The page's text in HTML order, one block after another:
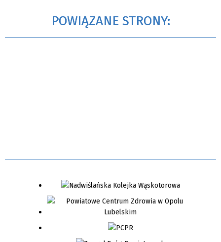
POWIĄZANE STRONY: